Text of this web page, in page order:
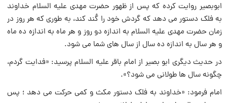
ابوبصير روايت کرده که پس از ظهور حضرت مهدى عليه السلام خداوند
به فلک دستور مى دهد که گردش خود را کُند کند، به طورى که هر روز در
زمان حضرت مهدى عليه السلام به اندازه دو روز و هر ماه به اندازه ده ماه
و هر سال به اندازه ده سال از سال هاى شما مى شود.
در حديث ديگرى ابو بصير از امام باقر عليه السلام پرسيد: «فدايت گردم،
چگونه سال ها طولانى مى شود؟».
امام فرمود: «خداوند به فلک دستور مکث و کمى حرکت مى دهد ؛ پس